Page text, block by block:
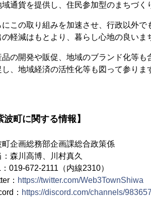
域通貨を提供し、住民参加型のまちづく
にこの取り組みを加速させ、行政以外
の軽減はもとより、暮らし心地の良いま
品の開発や販促、地域のブランド化等
し、地域経済の活性化等も図って参り
波町に関する情報】
町企画総務部企画課総合政策係
：森川高博、川村真久
019-672-2111（内線2310）
： https://twitter.com/Web3TownShiwa
： https://discord.com/channels/